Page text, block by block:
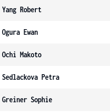
Yang Robert
Ogura Ewan
Ochi Makoto
Sedlackova Petra
Greiner Sophie